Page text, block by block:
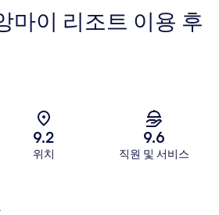
마이 리조트 이용 후
9.2
위치
9.6
직원 및 서비스